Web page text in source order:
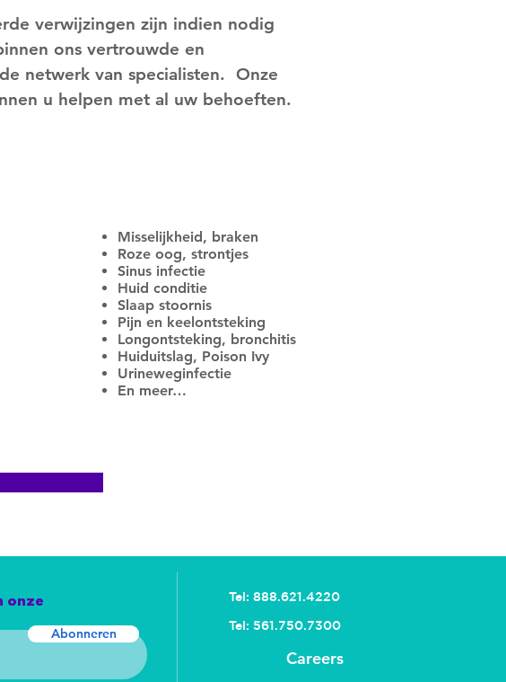
verwijzingen zijn indien nodig
ons vertrouwde en
netwerk van specialisten. Onze
u helpen met al uw behoeften.
Misselijkheid, braken
Roze oog, strontjes
Sinus infectie
Huid conditie
Slaap stoornis
Pijn en keelontsteking
Longontsteking, bronchitis
Huiduitslag, Poison Ivy
Urineweginfectie
En meer…
onze
Abonneren
Tel: 888.621.4220
Tel: 561.750.7300
Careers